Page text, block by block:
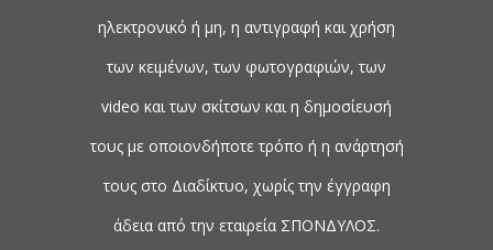
ηλεκτρονικό ή μη, η αντιγραφή και χρήση
των κειμένων, των φωτογραφιών, των
video και των σκίτσων και η δημοσίευσή
τους με οποιονδήποτε τρόπο ή η ανάρτησή
τους στο Διαδίκτυο, χωρίς την έγγραφη
άδεια από την εταιρεία ΣΠΟΝΔΥΛΟΣ.